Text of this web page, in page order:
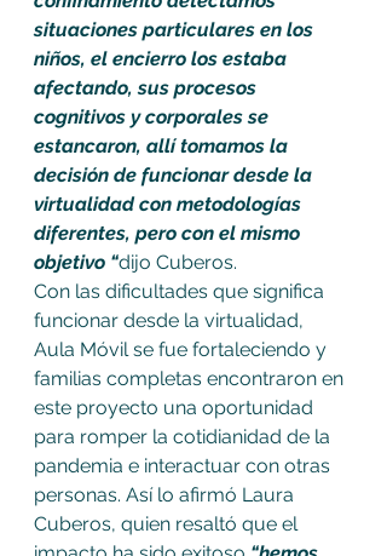
situaciones particulares en los
niños, el encierro los estaba
afectando, sus procesos
cognitivos y corporales se
estancaron, allí tomamos la
decisión de funcionar desde la
virtualidad con metodologías
diferentes, pero con el mismo
objetivo “dijo Cuberos.
Con las dificultades que significa
funcionar desde la virtualidad,
Aula Móvil se fue fortaleciendo y
familias completas encontraron en
este proyecto una oportunidad
para romper la cotidianidad de la
pandemia e interactuar con otras
personas. Así lo afirmó Laura
Cuberos, quien resaltó que el